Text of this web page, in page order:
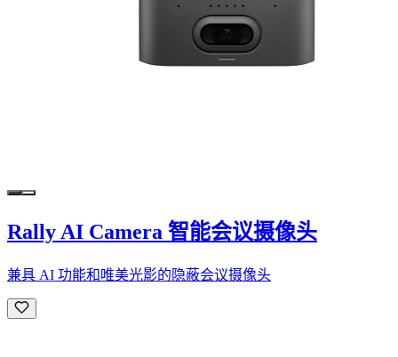
Rally AI Camera 智能会议摄像头
兼具 AI 功能和唯美光影的隐蔽会议摄像头